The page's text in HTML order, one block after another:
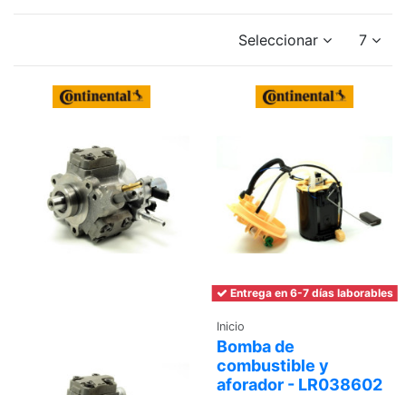
Seleccionar 7
Entrega en 6-7 días laborables
Inicio
Bomba de
combustible y
aforador - LR038602